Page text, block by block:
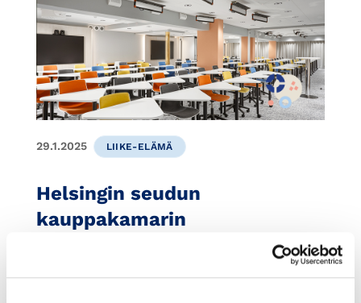
29.1.2025 LIIKE-ELÄMÄ
Helsingin seudun
kauppakamarin
tapahtumatilat jäsentemme